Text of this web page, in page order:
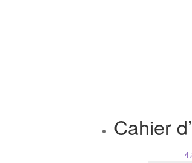
Cahier